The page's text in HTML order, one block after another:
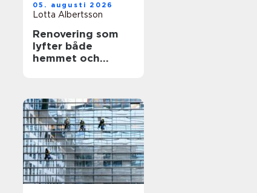
05. augusti 2026
Lotta Albertsson
Renovering som
lyfter både
hemmet och